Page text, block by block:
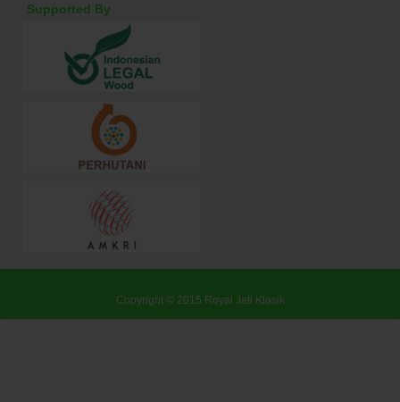
Supported By
Copyright © 2015 Royal Jati Klasik